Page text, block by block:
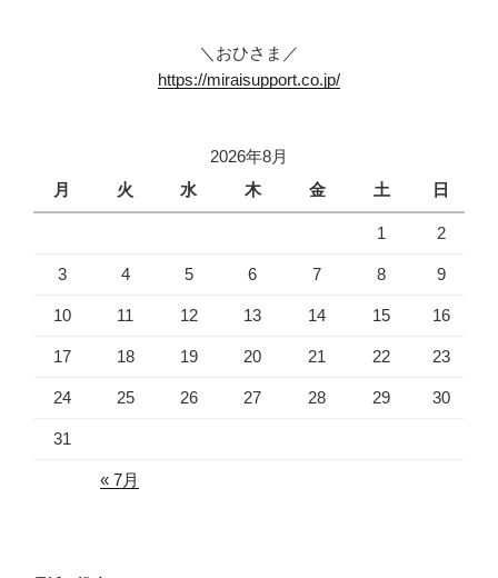
＼おひさま／
https://miraisupport.co.jp/
2026年8月
月
火 水 木 金 土 日
1 2
3 4 5 6 7 8 9
10 11 12 13 14 15 16
17 18 19 20 21 22 23
24 25 26 27 28 29 30
31
« 7月